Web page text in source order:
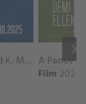
keyboard_arrow_right
A. Krunic and A. Danilina vs. P. Hon and K. Muchova Match Highlights - BEIJING_Capital Group Diamond ( October 02, 2025)
Film 2026